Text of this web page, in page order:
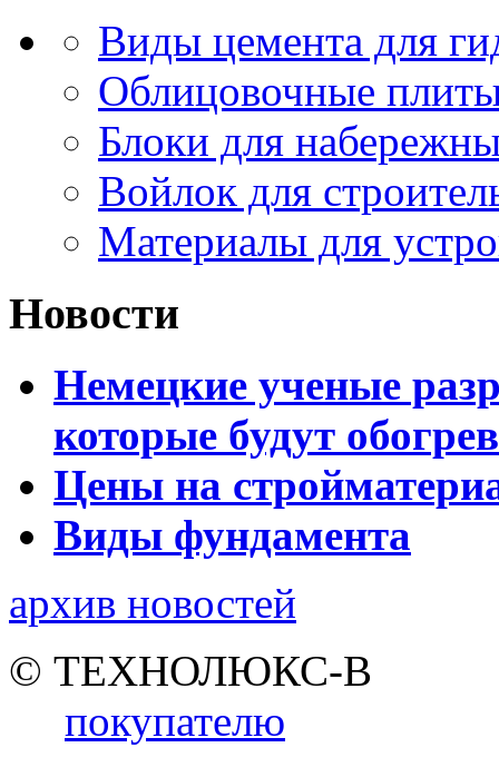
Виды цемента для
Облицовочные
Блоки для
Войлок для
Материалы для
Новости
Немецкие ученые
которые будут
Цены на
Виды фундамента
архив новостей
© ТЕХНОЛЮКС-В
покупателю